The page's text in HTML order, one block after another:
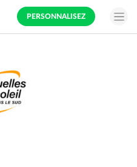
PERSONNALISEZ